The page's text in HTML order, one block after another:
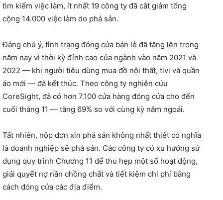
tìm kiếm việc làm, ít nhất 19 công ty đã cắt giảm tổng
cộng 14.000 việc làm do phá sản.
Đáng chú ý, tình trạng đóng cửa bán lẻ đã tăng lên trong
năm nay vì thời kỳ đỉnh cao của ngành vào năm 2021 và
2022 — khi người tiêu dùng mua đồ nội thất, tivi và quần
áo mới — đã kết thúc. Theo công ty nghiên cứu
CoreSight, đã có hơn 7.100 cửa hàng đóng cửa cho đến
cuối tháng 11 — tăng 69% so với cùng kỳ năm ngoái.
Tất nhiên, nộp đơn xin phá sản không nhất thiết có nghĩa
là doanh nghiệp sẽ phá sản. Các công ty có xu hướng sử
dụng quy trình Chương 11 để thu hẹp một số hoạt động,
giải quyết nợ nần chồng chất và tiết kiệm chi phí bằng
cách đóng cửa các địa điểm.